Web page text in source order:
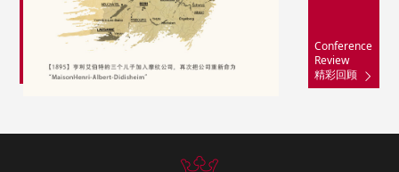
Conference
Review
精彩回顾